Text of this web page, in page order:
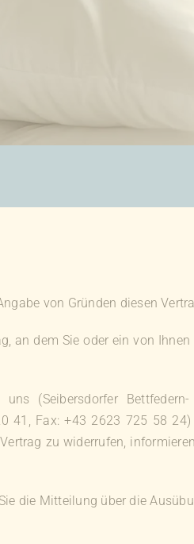
von Gründen diesen
an dem Sie oder ein von
(Seibersdorfer
41, Fax: +43 2623 725 58
zu widerrufen,
die Mitteilung über die